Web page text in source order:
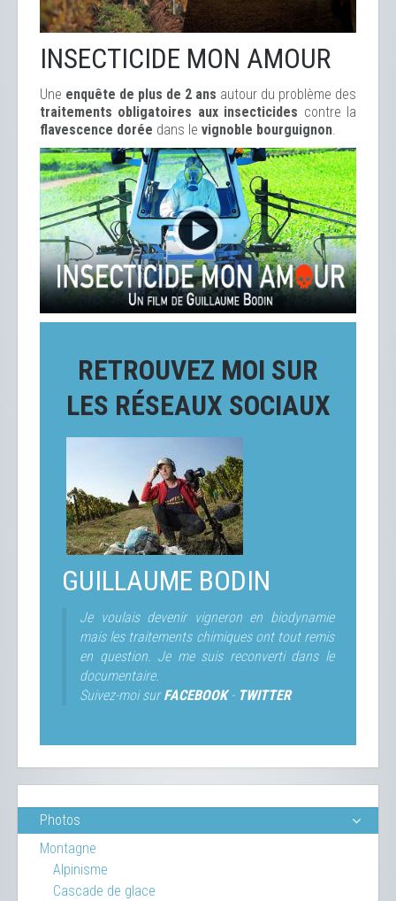
INSECTICIDE MON AMOUR
Une enquête de plus de 2 ans autour du problème des
traitements obligatoires aux insecticides contre la
flavescence dorée dans le vignoble bourguignon.
RETROUVEZ MOI SUR
LES RÉSEAUX SOCIAUX
GUILLAUME BODIN
Je voulais devenir vigneron en biodynamie
mais les traitements chimiques ont tout remis
en question. Je me suis reconverti dans le
documentaire.
Suivez-moi surFACEBOOK- TWITTER
Photos
Montagne
Alpinisme
Cascade de glace